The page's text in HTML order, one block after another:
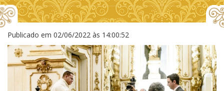
Publicado em 02/06/2022 às 14:00:52